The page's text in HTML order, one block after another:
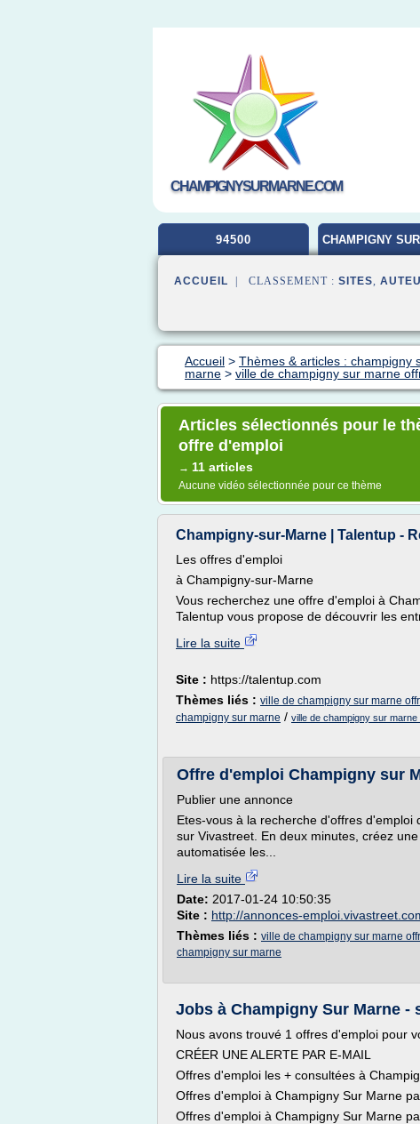
CHAMPIGNYSURMARNE.COM
94500 CHAMPIGNY
ACCUEIL | CLASSEMENT : SITES,
Accueil > Thèmes & articles : champigny
marne > ville de champigny sur marne
Articles sélectionnés pour le
offre d'emploi
→ 11 articles
Aucune vidéo sélectionnée pour ce thème
Champigny-sur-Marne | Talentup -
Les offres d'emploi
à Champigny-sur-Marne
Vous recherchez une offre d'emploi à
Talentup vous propose de découvrir les
Lire la suite
Site : https://talentup.com
Thèmes liés : ville de champigny sur marne
champigny sur marne / ville de champigny sur
Offre d'emploi Champigny sur
Publier une annonce
Etes-vous à la recherche d'offres
sur Vivastreet. En deux minutes, créez
automatisée les...
Lire la suite
Date: 2017-01-24 10:50:35
Site : http://annonces-
Thèmes liés : ville de champigny sur marne
champigny sur marne
Jobs à Champigny Sur Marne -
Nous avons trouvé 1 offres d'emploi pour
CRÉER UNE ALERTE PAR E-MAIL
Offres d'emploi les + consultées à
Offres d'emploi à Champigny Sur Marne
Offres d'emploi à Champigny Sur Marne